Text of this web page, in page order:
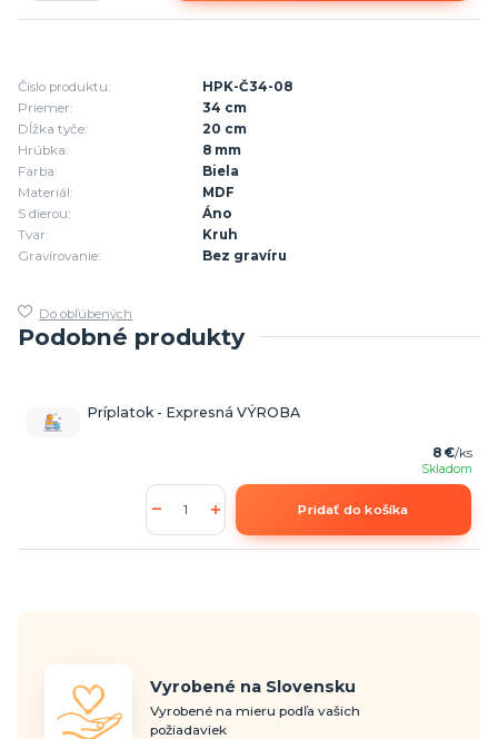
Číslo produktu:
HPK-Č34-08
Priemer:
34 cm
Dĺžka tyče:
20 cm
Hrúbka:
8 mm
Farba:
Biela
Materiál:
MDF
S dierou:
Áno
Tvar:
Kruh
Gravírovanie:
Bez gravíru
Do obľúbených
Podobné produkty
Príplatok - Expresná VÝROBA
8 €/ks
Skladom
Pridať do košíka
Vyrobené na Slovensku
Vyrobené na mieru podľa vašich
požiadaviek